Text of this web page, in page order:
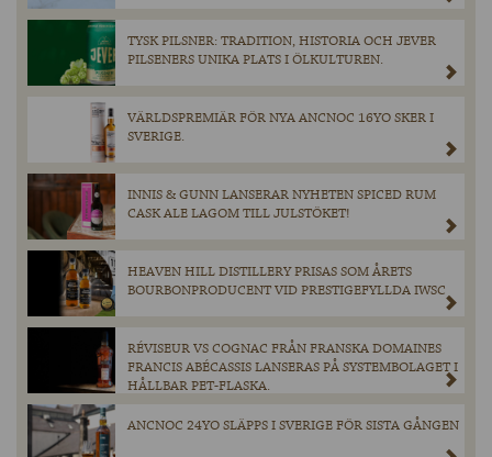
TYSK PILSNER: TRADITION, HISTORIA OCH JEVER
PILSENERS UNIKA PLATS I ÖLKULTUREN.
VÄRLDSPREMIÄR FÖR NYA ANCNOC 16YO SKER I
SVERIGE.
INNIS & GUNN LANSERAR NYHETEN SPICED RUM
CASK ALE LAGOM TILL JULSTÖKET!
HEAVEN HILL DISTILLERY PRISAS SOM ÅRETS
BOURBONPRODUCENT VID PRESTIGEFYLLDA IWSC
RÉVISEUR VS COGNAC FRÅN FRANSKA DOMAINES
FRANCIS ABÉCASSIS LANSERAS PÅ SYSTEMBOLAGET I
HÅLLBAR PET-FLASKA.
ANCNOC 24YO SLÄPPS I SVERIGE FÖR SISTA GÅNGEN